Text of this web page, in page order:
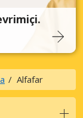
Alfafar